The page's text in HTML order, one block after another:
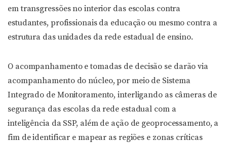
em transgressões no interior das escolas contra
estudantes, profissionais da educação ou mesmo contra a
estrutura das unidades da rede estadual de ensino.
O acompanhamento e tomadas de decisão se darão via
acompanhamento do núcleo, por meio de Sistema
Integrado de Monitoramento, interligando as câmeras de
segurança das escolas da rede estadual com a
inteligência da SSP, além de ação de geoprocessamento, a
fim de identificar e mapear as regiões e zonas críticas